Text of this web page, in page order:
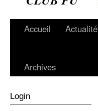
Accueil Actualité
Archives
Login